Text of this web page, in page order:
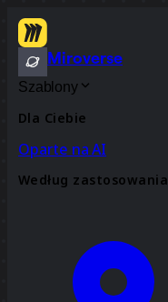
Miroverse
Szablony
Dla Ciebie
Oparte na AI
Według zastosowania